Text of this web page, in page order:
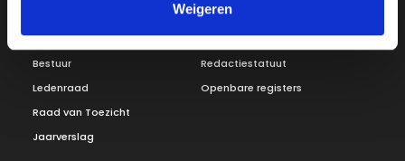
Weigeren
Vereniging
Bestuur
Ledenraad
Raad van Toezicht
Jaarverslag
Redactiestatuut
Openbare registers